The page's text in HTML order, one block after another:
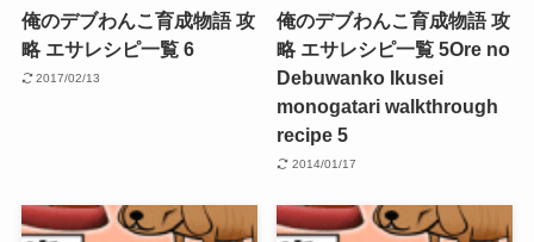
俺のデブわんこ育成物語 攻
略 エサレシピ一覧 6
2017/02/13
俺のデブわんこ育成物語 攻
略 エサレシピ一覧 5Ore no
Debuwanko Ikusei
monogatari walkthrough
recipe 5
2014/01/17